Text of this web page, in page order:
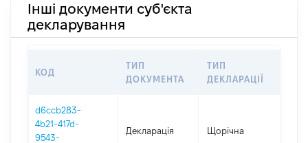
Інші документи суб'єкта
декларування
КОД
ТИП
ДОКУМЕНТА
ТИП
ДЕКЛАРАЦІЇ
d6ccb283-
4b21-417d-
9543-
Декларація Щорічна